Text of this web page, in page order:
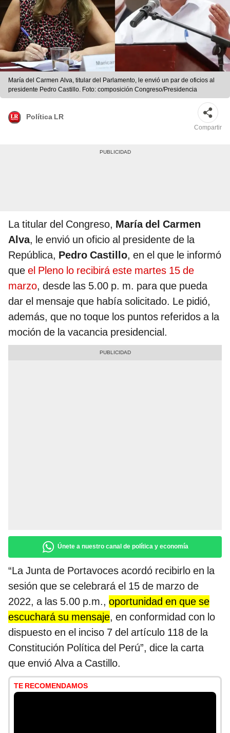
María del Carmen Alva, titular del Parlamento, le envió un par de oficios al
presidente Pedro Castillo. Foto: composición Congreso/Presidencia
Política LR
Compartir
La titular del Congreso, María del Carmen
Alva, le envió un oficio al presidente de la
República, Pedro Castillo, en el que le informó
que el Pleno lo recibirá este martes 15 de
marzo, desde las 5.00 p. m. para que pueda
dar el mensaje que había solicitado. Le pidió,
además, que no toque los puntos referidos a la
moción de la vacancia presidencial.
Únete a nuestro canal de política y economía
“La Junta de Portavoces acordó recibirlo en la
sesión que se celebrará el 15 de marzo de
2022, a las 5.00 p.m., oportunidad en que se
escuchará su mensaje, en conformidad con lo
dispuesto en el inciso 7 del artículo 118 de la
Constitución Política del Perú”, dice la carta
que envió Alva a Castillo.
TE RECOMENDAMOS